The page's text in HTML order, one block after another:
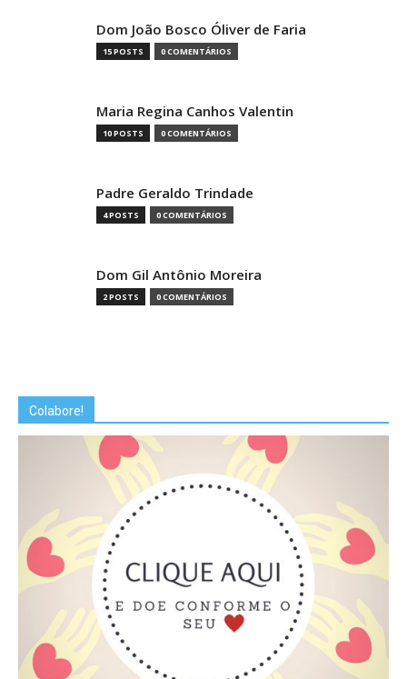
Dom João Bosco Óliver de Faria
15 POSTS 0 COMENTÁRIOS
Maria Regina Canhos Valentin
10 POSTS 0 COMENTÁRIOS
Padre Geraldo Trindade
4 POSTS 0 COMENTÁRIOS
Dom Gil Antônio Moreira
2 POSTS 0 COMENTÁRIOS
Colabore!